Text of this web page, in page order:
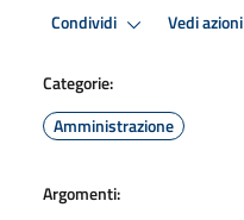
Condividi Vedi azioni
Categorie:
Amministrazione
Argomenti: